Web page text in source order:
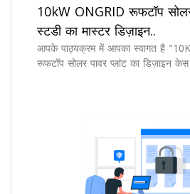
10kW ONGRID रूफटॉप
स्टडी का मास्टर डिज़ाइन..
आपके पाठ्यक्रम में आपका स्वागत है
रूफटॉप सोलर पावर प्लांट का डिज़ाइन केस